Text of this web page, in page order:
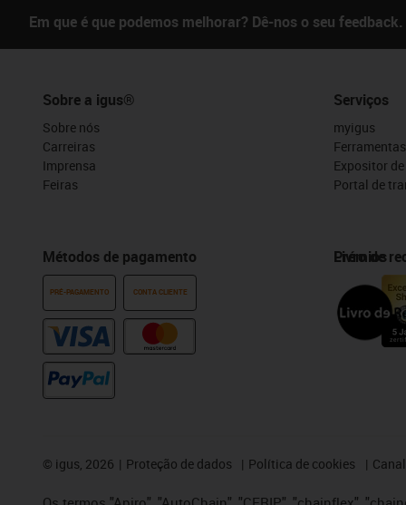
Em que é que podemos melhorar? Dê-nos o seu feedback.
Sobre a igus®
Sobre nós
Carreiras
Imprensa
Feiras
Métodos de pagamento
PRÉ-PAGAMENTO CONTA CLIENTE
Serviços
myigus
Expositor
Portal de
Prémios
Livro de
© igus, 2026 Proteção de dados Política de cookies